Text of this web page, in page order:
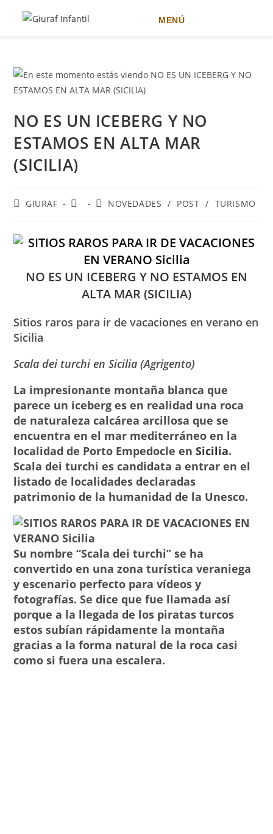
contenido
MENÚ
NO ES UN ICEBERG Y NO
ESTAMOS EN ALTA MAR
(SICILIA)
Autor
entrada:
GIURAF
Publicación
entrada:
Categoría
entrada:
NOVEDADES / POST / TURISMO
NO ES UN ICEBERG Y NO ESTAMOS EN
ALTA MAR (SICILIA)
Sitios raros para ir de vacaciones en verano en
Sicilia
Scala dei turchi en Sicilia (Agrigento)
La impresionante montaña blanca que
parece un iceberg es en realidad una roca
de naturaleza calcárea arcillosa que se
encuentra en el mar mediterráneo en la
localidad de Porto Empedocle enSicilia.
Scala dei turchi es candidata a entrar en el
listado de localidades declaradas
patrimonio de la humanidad de la Unesco.
Su nombre “Scala dei turchi” se ha
convertido en una zona turística veraniega
y escenario perfecto para vídeos y
fotografías. Se dice que fue llamada así
porque a la llegada de los piratas turcos
estos subían rápidamente la montaña
gracias a la forma natural de la roca casi
como si fuera una escalera.